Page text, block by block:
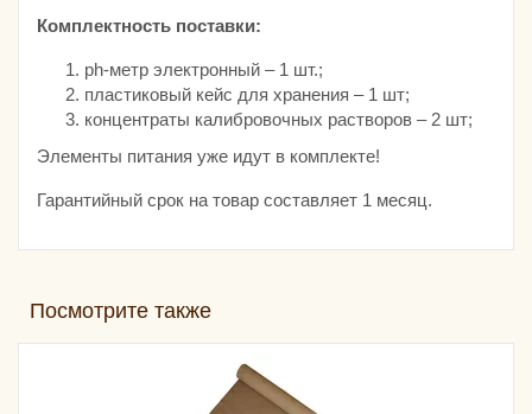
Комплектность поставки:
ph-метр электронный – 1 шт.;
пластиковый кейс для хранения – 1 шт;
концентраты калибровочных растворов – 2 шт;
Элементы питания уже идут в комплекте!
Гарантийный срок на товар составляет 1 месяц.
Посмотрите также